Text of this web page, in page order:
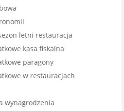
letni restauracja
kasa fiskalna
paragony
w restauracjach
wynagrodzenia